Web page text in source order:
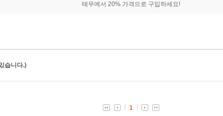
테무에서 20% 가격으로 구입하세요!
습니다.)